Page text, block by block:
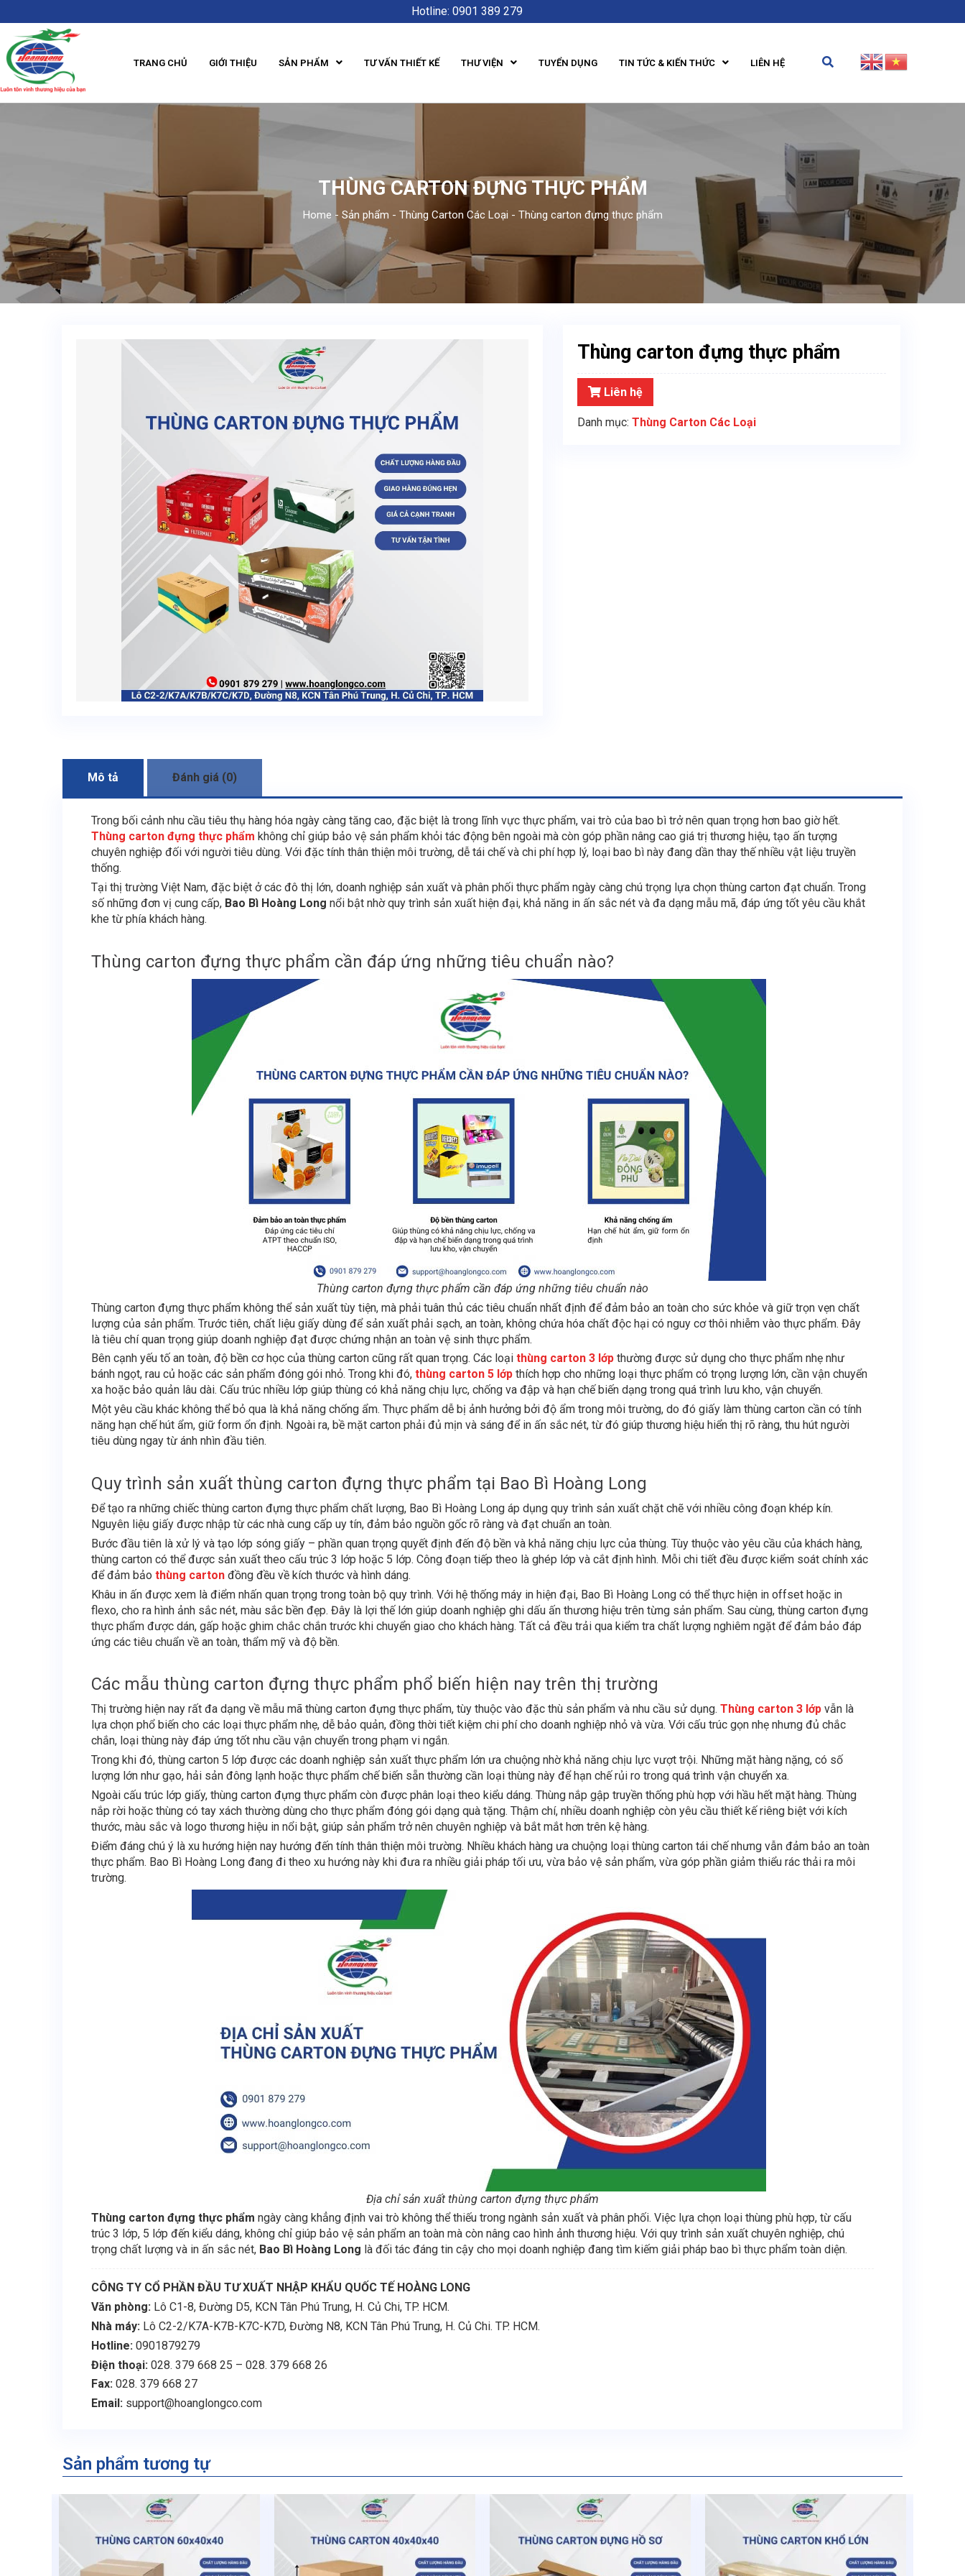
Hotline: 0901 389 279
TRANG CHỦ GIỚI THIỆU SẢN PHẨM TƯ VẤN THIẾT KẾ THƯ VIỆN TUYỂN DỤNG TIN TỨC & KIẾN THỨC LIÊN HỆ
THÙNG CARTON ĐỰNG THỰC PHẨM
Home - Sản phẩm - Thùng Carton Các Loại - Thùng carton đựng thực phẩm
Thùng carton đựng thực phẩm
Liên hệ
Danh mục: Thùng Carton Các Loại
Mô tả Đánh giá (0)
Trong bối cảnh nhu cầu tiêu thụ hàng hóa ngày càng tăng cao, đặc biệt là trong lĩnh vực thực phẩm, vai trò của bao bì trở nên quan trọng hơn bao giờ hết.
Thùng carton đựng thực phẩm không chỉ giúp bảo vệ sản phẩm khỏi tác động bên ngoài mà còn góp phần nâng cao giá trị thương hiệu, tạo ấn tượng
chuyên nghiệp đối với người tiêu dùng. Với đặc tính thân thiện môi trường, dễ tái chế và chi phí hợp lý, loại bao bì này đang dần thay thế nhiều vật liệu truyền
thống.
Tại thị trường Việt Nam, đặc biệt ở các đô thị lớn, doanh nghiệp sản xuất và phân phối thực phẩm ngày càng chú trọng lựa chọn thùng carton đạt chuẩn. Trong
số những đơn vị cung cấp, Bao Bì Hoàng Long nổi bật nhờ quy trình sản xuất hiện đại, khả năng in ấn sắc nét và đa dạng mẫu mã, đáp ứng tốt yêu cầu khắt
khe từ phía khách hàng.
Thùng carton đựng thực phẩm cần đáp ứng những tiêu chuẩn nào?
Thùng carton đựng thực phẩm cần đáp ứng những tiêu chuẩn nào
Thùng carton đựng thực phẩm không thể sản xuất tùy tiện, mà phải tuân thủ các tiêu chuẩn nhất định để đảm bảo an toàn cho sức khỏe và giữ trọn vẹn chất
lượng của sản phẩm. Trước tiên, chất liệu giấy dùng để sản xuất phải sạch, an toàn, không chứa hóa chất độc hại có nguy cơ thôi nhiễm vào thực phẩm. Đây
là tiêu chí quan trọng giúp doanh nghiệp đạt được chứng nhận an toàn vệ sinh thực phẩm.
Bên cạnh yếu tố an toàn, độ bền cơ học của thùng carton cũng rất quan trọng. Các loại thùng carton 3 lớp thường được sử dụng cho thực phẩm nhẹ như
bánh ngọt, rau củ hoặc các sản phẩm đóng gói nhỏ. Trong khi đó, thùng carton 5 lớp thích hợp cho những loại thực phẩm có trọng lượng lớn, cần vận chuyển
xa hoặc bảo quản lâu dài. Cấu trúc nhiều lớp giúp thùng có khả năng chịu lực, chống va đập và hạn chế biến dạng trong quá trình lưu kho, vận chuyển.
Một yêu cầu khác không thể bỏ qua là khả năng chống ẩm. Thực phẩm dễ bị ảnh hưởng bởi độ ẩm trong môi trường, do đó giấy làm thùng carton cần có tính
năng hạn chế hút ẩm, giữ form ổn định. Ngoài ra, bề mặt carton phải đủ mịn và sáng để in ấn sắc nét, từ đó giúp thương hiệu hiển thị rõ ràng, thu hút người
tiêu dùng ngay từ ánh nhìn đầu tiên.
Quy trình sản xuất thùng carton đựng thực phẩm tại Bao Bì Hoàng Long
Để tạo ra những chiếc thùng carton đựng thực phẩm chất lượng, Bao Bì Hoàng Long áp dụng quy trình sản xuất chặt chẽ với nhiều công đoạn khép kín.
Nguyên liệu giấy được nhập từ các nhà cung cấp uy tín, đảm bảo nguồn gốc rõ ràng và đạt chuẩn an toàn.
Bước đầu tiên là xử lý và tạo lớp sóng giấy – phần quan trọng quyết định đến độ bền và khả năng chịu lực của thùng. Tùy thuộc vào yêu cầu của khách hàng,
thùng carton có thể được sản xuất theo cấu trúc 3 lớp hoặc 5 lớp. Công đoạn tiếp theo là ghép lớp và cắt định hình. Mỗi chi tiết đều được kiểm soát chính xác
để đảm bảo thùng carton đồng đều về kích thước và hình dáng.
Khâu in ấn được xem là điểm nhấn quan trọng trong toàn bộ quy trình. Với hệ thống máy in hiện đại, Bao Bì Hoàng Long có thể thực hiện in offset hoặc in
flexo, cho ra hình ảnh sắc nét, màu sắc bền đẹp. Đây là lợi thế lớn giúp doanh nghiệp ghi dấu ấn thương hiệu trên từng sản phẩm. Sau cùng, thùng carton đựng
thực phẩm được dán, gấp hoặc ghim chắc chắn trước khi chuyển giao cho khách hàng. Tất cả đều trải qua kiểm tra chất lượng nghiêm ngặt để đảm bảo đáp
ứng các tiêu chuẩn về an toàn, thẩm mỹ và độ bền.
Các mẫu thùng carton đựng thực phẩm phổ biến hiện nay trên thị trường
Thị trường hiện nay rất đa dạng về mẫu mã thùng carton đựng thực phẩm, tùy thuộc vào đặc thù sản phẩm và nhu cầu sử dụng. Thùng carton 3 lớp vẫn là
lựa chọn phổ biến cho các loại thực phẩm nhẹ, dễ bảo quản, đồng thời tiết kiệm chi phí cho doanh nghiệp nhỏ và vừa. Với cấu trúc gọn nhẹ nhưng đủ chắc
chắn, loại thùng này đáp ứng tốt nhu cầu vận chuyển trong phạm vi ngắn.
Trong khi đó, thùng carton 5 lớp được các doanh nghiệp sản xuất thực phẩm lớn ưa chuộng nhờ khả năng chịu lực vượt trội. Những mặt hàng nặng, có số
lượng lớn như gạo, hải sản đông lạnh hoặc thực phẩm chế biến sẵn thường cần loại thùng này để hạn chế rủi ro trong quá trình vận chuyển xa.
Ngoài cấu trúc lớp giấy, thùng carton đựng thực phẩm còn được phân loại theo kiểu dáng. Thùng nắp gập truyền thống phù hợp với hầu hết mặt hàng. Thùng
nắp rời hoặc thùng có tay xách thường dùng cho thực phẩm đóng gói dạng quà tặng. Thậm chí, nhiều doanh nghiệp còn yêu cầu thiết kế riêng biệt với kích
thước, màu sắc và logo thương hiệu in nổi bật, giúp sản phẩm trở nên chuyên nghiệp và bắt mắt hơn trên kệ hàng.
Điểm đáng chú ý là xu hướng hiện nay hướng đến tính thân thiện môi trường. Nhiều khách hàng ưa chuộng loại thùng carton tái chế nhưng vẫn đảm bảo an toàn
thực phẩm. Bao Bì Hoàng Long đang đi theo xu hướng này khi đưa ra nhiều giải pháp tối ưu, vừa bảo vệ sản phẩm, vừa góp phần giảm thiểu rác thải ra môi
trường.
Địa chỉ sản xuất thùng carton đựng thực phẩm
Thùng carton đựng thực phẩm ngày càng khẳng định vai trò không thể thiếu trong ngành sản xuất và phân phối. Việc lựa chọn loại thùng phù hợp, từ cấu
trúc 3 lớp, 5 lớp đến kiểu dáng, không chỉ giúp bảo vệ sản phẩm an toàn mà còn nâng cao hình ảnh thương hiệu. Với quy trình sản xuất chuyên nghiệp, chú
trọng chất lượng và in ấn sắc nét, Bao Bì Hoàng Long là đối tác đáng tin cậy cho mọi doanh nghiệp đang tìm kiếm giải pháp bao bì thực phẩm toàn diện.
CÔNG TY CỔ PHẦN ĐẦU TƯ XUẤT NHẬP KHẨU QUỐC TẾ HOÀNG LONG
Văn phòng: Lô C1-8, Đường D5, KCN Tân Phú Trung, H. Củ Chi, TP. HCM.
Nhà máy: Lô C2-2/K7A-K7B-K7C-K7D, Đường N8, KCN Tân Phú Trung, H. Củ Chi. TP. HCM.
Hotline: 0901879279
Điện thoại: 028. 379 668 25 – 028. 379 668 26
Fax: 028. 379 668 27
Email: support@hoanglongco.com
Sản phẩm tương tự